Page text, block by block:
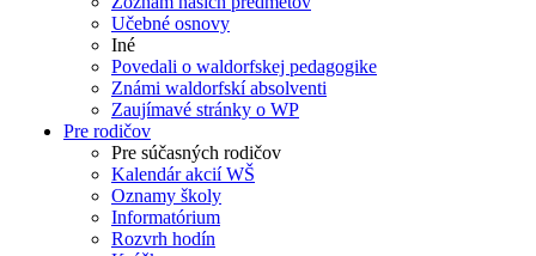
Učebné osnovy
Iné
Povedali o waldorfskej pedagogike
Známi waldorfskí absolventi
Zaujímavé stránky o WP
Pre rodičov
Pre súčasných rodičov
Kalendár akcií WŠ
Oznamy školy
Informatórium
Rozvrh hodín